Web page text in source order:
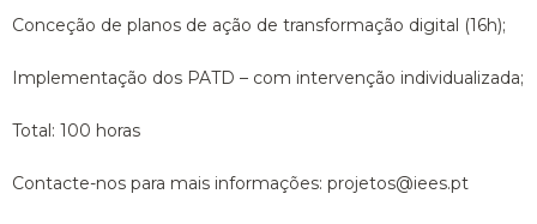
Conceção de planos de ação de transformação digital (16h);
Implementação dos PATD – com intervenção individualizada;
Total: 100 horas
Contacte-nos para mais informações: projetos@iees.pt